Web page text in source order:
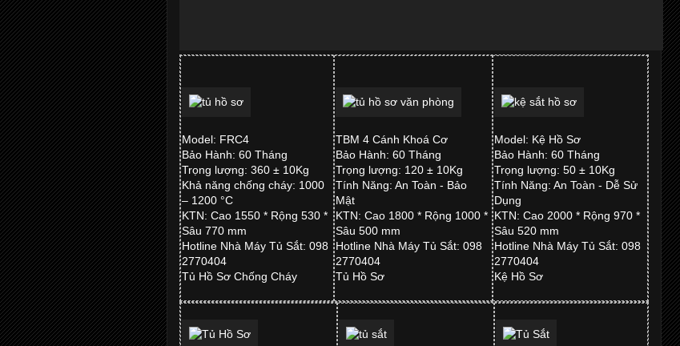
Model: FRC4
Bảo Hành: 60 Tháng
Trọng lượng: 360 ± 10Kg
Khả năng chống cháy: 1000
– 1200 °C
KTN: Cao 1550 * Rộng 530 *
Sâu 770 mm
Hotline Nhà Máy Tủ Sắt: 098
2770404
Tủ Hồ Sơ Chống Cháy
TBM 4 Cánh Khoá Cơ
Bảo Hành: 60 Tháng
Trọng lượng: 120 ± 10Kg
Tính Năng: An Toàn - Bảo
Mật
KTN: Cao 1800 * Rộng 1000 *
Sâu 500 mm
Hotline Nhà Máy Tủ Sắt: 098
2770404
Tủ Hồ Sơ
Model: Kệ Hồ Sơ
Bảo Hành: 60 Tháng
Trọng lượng: 50 ± 10Kg
Tính Năng: An Toàn - Dễ Sử
Dụng
KTN: Cao 2000 * Rộng 970 *
Sâu 520 mm
Hotline Nhà Máy Tủ Sắt: 098
2770404
Kệ Hồ Sơ